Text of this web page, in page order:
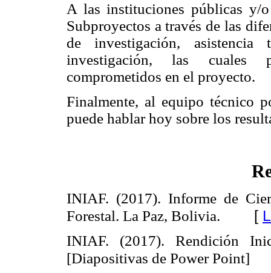
A las instituciones públicas y/
Subproyectos a través de las
de investigación,
investigación, las cuales
comprometidos en el proyecto.
Finalmente, al equipo técnico
puede hablar hoy sobre los
INIAF. (2017). Informe de
Forestal. La Paz, Bolivia. [
INIAF. (2017). Rendición
[Diapositivas de Power Point]